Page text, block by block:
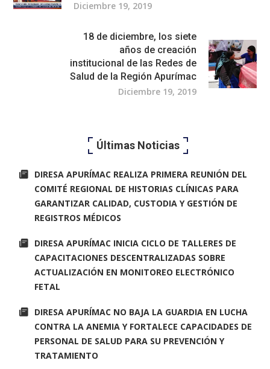
Diciembre 19, 2019
18 de diciembre, los siete
años de creación
institucional de las Redes de
Salud de la Región Apurímac
Diciembre 19, 2019
Últimas Noticias
DIRESA APURÍMAC REALIZA PRIMERA REUNIÓN DEL
COMITÉ REGIONAL DE HISTORIAS CLÍNICAS PARA
GARANTIZAR CALIDAD, CUSTODIA Y GESTIÓN DE
REGISTROS MÉDICOS
DIRESA APURÍMAC INICIA CICLO DE TALLERES DE
CAPACITACIONES DESCENTRALIZADAS SOBRE
ACTUALIZACIÓN EN MONITOREO ELECTRÓNICO
FETAL
DIRESA APURÍMAC NO BAJA LA GUARDIA EN LUCHA
CONTRA LA ANEMIA Y FORTALECE CAPACIDADES DE
PERSONAL DE SALUD PARA SU PREVENCIÓN Y
TRATAMIENTO